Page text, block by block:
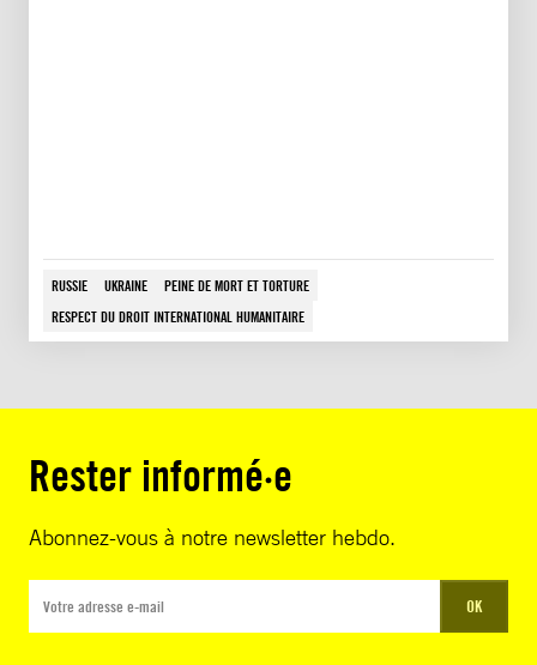
RUSSIE UKRAINE
PEINE DE MORT ET TORTURE
RESPECT DU DROIT INTERNATIONAL HUMANITAIRE
Rester informé·e
Abonnez-vous à notre newsletter hebdo.
OK